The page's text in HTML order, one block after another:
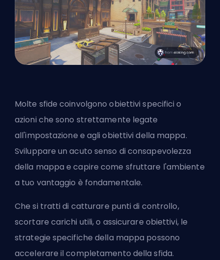
Molte sfide coinvolgono obiettivi specifici o
azioni che sono strettamente legate
all'impostazione e agli obiettivi della mappa.
Sviluppare un acuto senso di consapevolezza
della mappa e capire come sfruttare l'ambiente
a tuo vantaggio è fondamentale.
Che si tratti di catturare punti di controllo,
scortare carichi utili, o assicurare obiettivi, le
strategie specifiche della mappa possono
accelerare il completamento della sfida.